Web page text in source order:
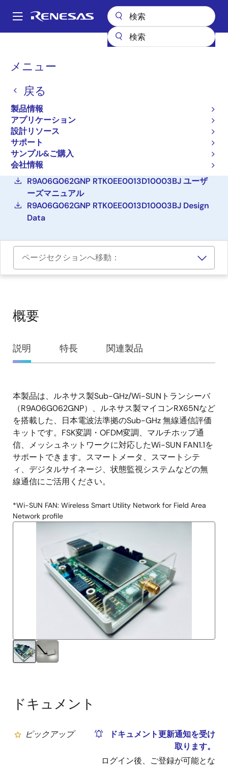
ン
Main
メニュー
戻る
製品情報
アプリケーション
設計リソース
サポート
サンプル&ご購入
会社情報
パ
く
ず
RTK0EE0013D10003BJ
R9A06G062GNP 日本電波
法準拠Sub-GHz 無線通信
評価キット
RTK0EE0013D10003BJ
ご購入
R9A06G062GNP RTK0EE0013D10003BJ ユーザ
ーズマニュアル
R9A06G062GNP RTK0EE0013D10003BJ Design
Data
ページセクションへ移動：
概要
概
要
説明 特長 関連製品
説
明
本製品は、ルネサス製Sub-GHz/Wi-SUNトランシーバ
（R9A06G062GNP）、ルネサス製マイコンRX65Nなど
を搭載した、日本電波法準拠のSub-GHz 無線通信評価
キットです。FSK変調・OFDM変調、マルチホップ通
信、メッシュネットワークに対応したWi-SUN FAN1.1を
サポートできます。スマートメータ、スマートシテ
ィ、デジタルサイネージ、状態監視システムなどの無
線通信にご活用ください。
*Wi-SUN FAN: Wireless Smart Utility Network for Field Area
Network profile
ドキュメント
ピックアップ
ドキュメント更新通知を受け
取ります。
ログイン後、ご登録が可能とな